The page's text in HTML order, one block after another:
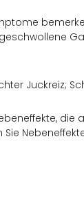
Juckreiz;